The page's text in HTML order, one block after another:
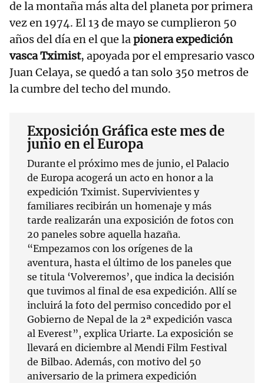
de la montaña más alta del planeta por primera
vez en 1974. El 13 de mayo se cumplieron 50
años del día en el que lapionera expedición
vasca Tximist, apoyada por el empresario vasco
Juan Celaya, se quedó a tan solo 350 metros de
la cumbre del techo del mundo.
Exposición Gráfica este mes de
junio en el Europa
Durante el próximo mes de junio, el Palacio
de Europa acogerá un acto en honor a la
expedición Tximist. Supervivientes y
familiares recibirán un homenaje y más
tarde realizarán una exposición de fotos con
20 paneles sobre aquella hazaña.
“Empezamos con los orígenes de la
aventura, hasta el último de los paneles que
se titula ‘Volveremos’, que indica la decisión
que tuvimos al final de esa expedición. Allí se
incluirá la foto del permiso concedido por el
Gobierno de Nepal de la 2ª expedición vasca
al Everest”, explica Uriarte. La exposición se
llevará en diciembre al Mendi Film Festival
de Bilbao. Además, con motivo del 50
aniversario de la primera expedición